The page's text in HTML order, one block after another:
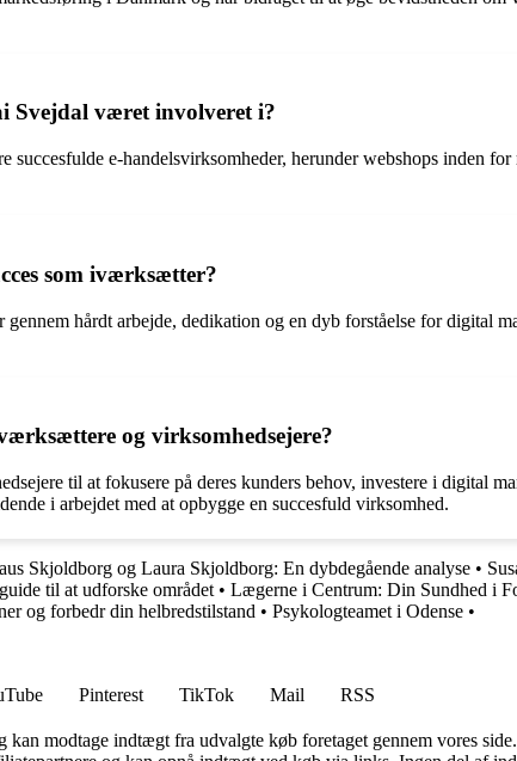
Svejdal været involveret i?
e-handelsvirksomheder, herunder webshops inden
som iværksætter?
hårdt arbejde, dedikation og en dyb forståelse for digital
og virksomhedsejere?
til at fokusere på deres kunders behov, investere i digital
i arbejdet med at opbygge en succesfuld virksomhed.
Skjoldborg og Laura Skjoldborg: En dybdegående analyse •
til at udforske området • Lægerne i Centrum: Din Sundhed i
og forbedr din helbredstilstand • Psykologteamet i Odense •
Pinterest TikTok Mail
RSS
modtage indtægt fra udvalgte køb foretaget gennem vores side.